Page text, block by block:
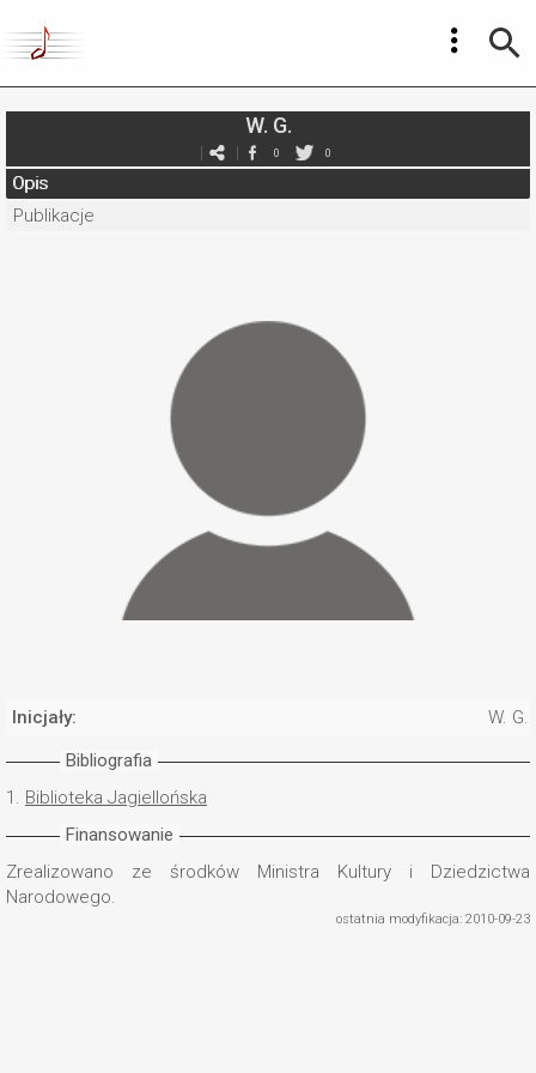
W. G.
0 0
Opis
Publikacje
Inicjały:
W. G.
Bibliografia
1. Biblioteka Jagiellońska
Finansowanie
Zrealizowano ze środków Ministra Kultury i Dziedzictwa
Narodowego.
ostatnia modyfikacja: 2010-09-23